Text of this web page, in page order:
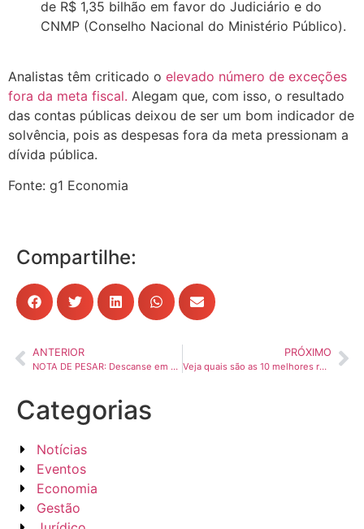
de R$ 1,35 bilhão em favor do Judiciário e do
CNMP (Conselho Nacional do Ministério Público).
Analistas têm criticado o elevado número de exceções
fora da meta fiscal. Alegam que, com isso, o resultado
das contas públicas deixou de ser um bom indicador de
solvência, pois as despesas fora da meta pressionam a
dívida pública.
Fonte: g1 Economia
Compartilhe:
ANTERIOR
NOTA DE PESAR: Descanse em paz, presidente Ariovaldo!
PRÓXIMO
Veja quais são as 10 melhores rodovias do País; maioria é em São Paulo
Categorias
Notícias
Eventos
Economia
Gestão